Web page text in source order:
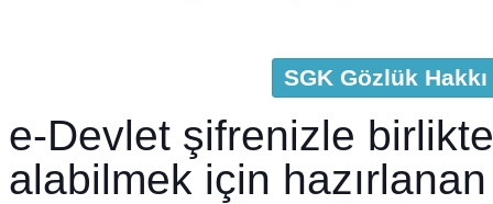
SGK Gözlük
e-Devlet şifrenizle
alabilmek için